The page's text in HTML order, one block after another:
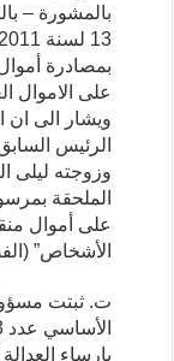
بالمشورة –
بمصادرة
على الاموال
ويشار الى ان
الرئيس
وزوجته ليلى
الملحقة
على أموال
الأشخاص” (الفصل 1 من المرسوم عدد13
ت. ثبتت
بارساء